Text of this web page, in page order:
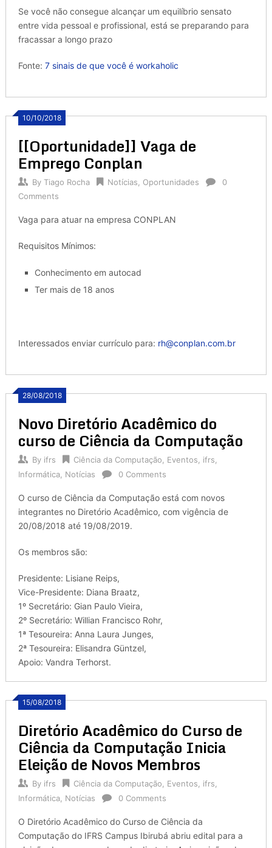
Se você não consegue alcançar um equilíbrio sensato
entre vida pessoal e profissional, está se preparando para
fracassar a longo prazo
Fonte: 7 sinais de que você é workaholic
10/10/2018
[[Oportunidade]] Vaga de
Emprego Conplan
By Tiago Rocha Notícias, Oportunidades
0
Comments
Vaga para atuar na empresa CONPLAN
Requisitos Mínimos:
Conhecimento em autocad
Ter mais de 18 anos
Interessados enviar currículo para: rh@conplan.com.br
28/08/2018
Novo Diretório Acadêmico do
curso de Ciência da Computação
By ifrs Ciência da Computação, Eventos, ifrs,
Informática, Notícias 0 Comments
O curso de Ciência da Computação está com novos
integrantes no Diretório Acadêmico, com vigência de
20/08/2018 até 19/08/2019.
Os membros são:
Presidente: Lisiane Reips,
Vice-Presidente: Diana Braatz,
1º Secretário: Gian Paulo Vieira,
2º Secretário: Willian Francisco Rohr,
1ª Tesoureira: Anna Laura Junges,
2ª Tesoureira: Elisandra Güntzel,
Apoio: Vandra Terhorst.
15/08/2018
Diretório Acadêmico do Curso de
Ciência da Computação Inicia
Eleição de Novos Membros
By ifrs Ciência da Computação, Eventos, ifrs,
Informática, Notícias 0 Comments
O Diretório Acadêmico do Curso de Ciência da
Computação do IFRS Campus Ibirubá abriu edital para a